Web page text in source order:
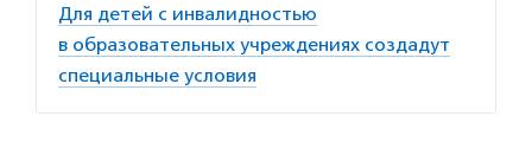
Для детей с инвалидностью
в образовательных учреждениях создадут
специальные условия